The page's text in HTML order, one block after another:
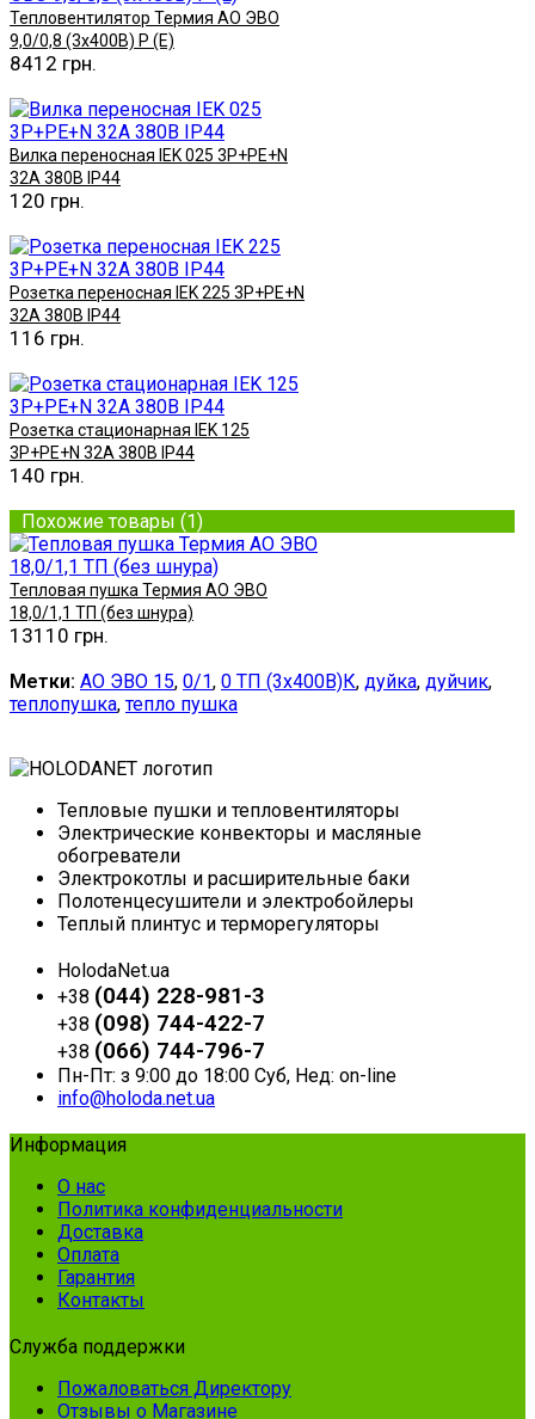
Тепловентилятор Термия АО ЭВО
9,0/0,8 (3х400В) Р (Е)
8412 грн.
Вилка переносная IEK 025 3P+PE+N
32A 380В IP44
120 грн.
Розетка переносная IEK 225 3P+PE+N
32A 380В IP44
116 грн.
Розетка стационарная IEK 125
3P+PE+N 32A 380В IP44
140 грн.
Похожие товары (1)
Тепловая пушка Термия АО ЭВО
18,0/1,1 ТП (без шнура)
13110 грн.
Метки: АО ЭВО 15, 0/1, 0 ТП (3х400В)К, дуйка, дуйчик,
теплопушка,тепло пушка
Тепловые пушки и тепловентиляторы
Электрические конвекторы и масляные
обогреватели
Электрокотлы и расширительные баки
Полотенцесушители и электробойлеры
Теплый плинтус и терморегуляторы
HolodaNet.ua
+38 (044) 228-981-3
+38 (098) 744-422-7
+38 (066) 744-796-7
Пн-Пт: з 9:00 до 18:00 Суб, Нед: on-line
info@holoda.net.ua
Информация
О нас
Политика конфиденциальности
Доставка
Оплата
Гарантия
Контакты
Служба поддержки
Пожаловаться Директору
Отзывы о Магазине